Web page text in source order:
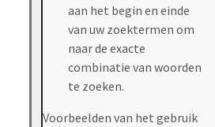
aan het begin en einde
van uw zoektermen om
naar de exacte
combinatie van woorden
te zoeken.
Voorbeelden van het gebruik